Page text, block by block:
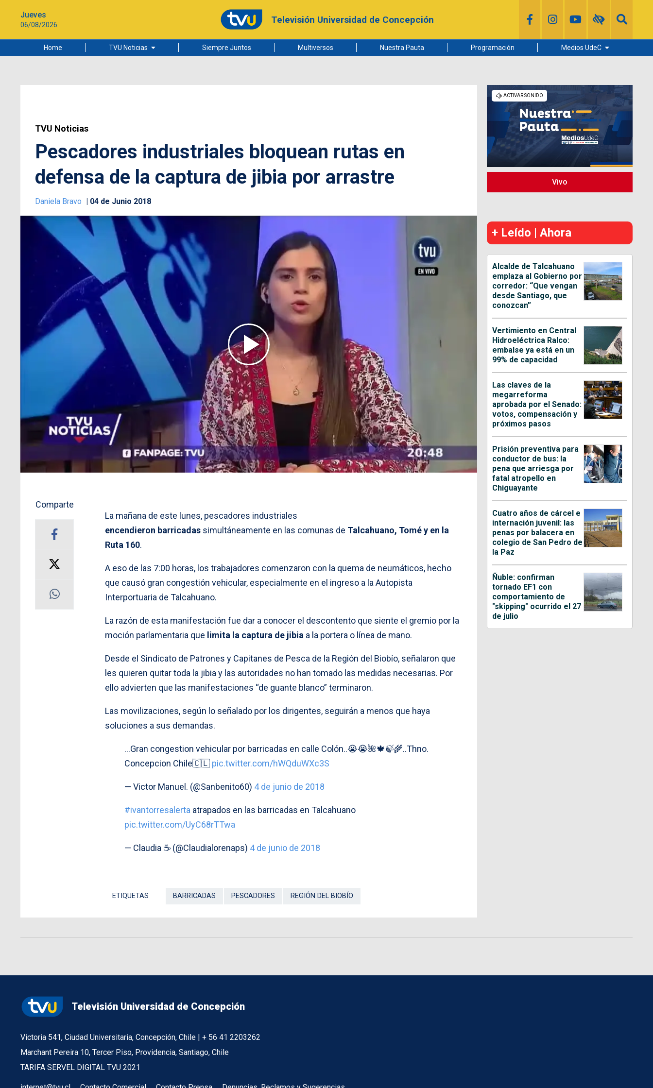
Jueves
06/08/2026 Televisión Universidad de Concepción
Home TVU Noticias
Ciudad
Siempre Juntos Multiversos Nuestra Pauta Programación Medios UdeC
Radio UdeC
Noticias UdeC
La Discusión
TVU Noticias
Pescadores industriales bloquean rutas en
defensa de la captura de jibia por arrastre
Daniela Bravo 04 de Junio 2018
Comparte
La mañana de este lunes, pescadores industriales
encendieron barricadas simultáneamente en las comunas de Talcahuano, Tomé y en la
Ruta 160.
A eso de las 7:00 horas, los trabajadores comenzaron con la quema de neumáticos, hecho
que causó gran congestión vehicular, especialmente en el ingreso a la Autopista
Interportuaria de Talcahuano.
La razón de esta manifestación fue dar a conocer el descontento que siente el gremio por la
moción parlamentaria que limita la captura de jibia a la portera o línea de mano.
Desde el Sindicato de Patrones y Capitanes de Pesca de la Región del Biobío, señalaron que
les quieren quitar toda la jibia y las autoridades no han tomado las medidas necesarias. Por
ello advierten que las manifestaciones “de guante blanco” terminaron.
Las movilizaciones, según lo señalado por los dirigentes, seguirán a menos que haya
soluciones a sus demandas.
…Gran congestion vehicular por barricadas en calle Colón..😭😭🌺🍁🍃🌾..Thno.
Concepcion Chile🇨🇱 pic.twitter.com/hWQduWXc3S
— Victor Manuel. (@Sanbenito60) 4 de junio de 2018
#ivantorresalerta atrapados en las barricadas en Talcahuano
pic.twitter.com/UyC68rTTwa
— Claudia ☕️ (@Claudialorenaps) 4 de junio de 2018
ETIQUETAS BARRICADAS PESCADORES REGIÓN DEL BIOBÍO
Vivo
+ Leído | Ahora
Alcalde de Talcahuano
emplaza al Gobierno por
corredor: “Que vengan
desde Santiago, que
conozcan”
Vertimiento en Central
Hidroeléctrica Ralco:
embalse ya está en un
99% de capacidad
Las claves de la
megarreforma
aprobada por el Senado:
votos, compensación y
próximos pasos
Prisión preventiva para
conductor de bus: la
pena que arriesga por
fatal atropello en
Chiguayante
Cuatro años de cárcel e
internación juvenil: las
penas por balacera en
colegio de San Pedro de
la Paz
Ñuble: confirman
tornado EF1 con
comportamiento de
"skipping" ocurrido el 27
de julio
Televisión Universidad de Concepción
Victoria 541, Ciudad Universitaria, Concepción, Chile | + 56 41 2203262
Marchant Pereira 10, Tercer Piso, Providencia, Santiago, Chile
TARIFA SERVEL DIGITAL TVU 2021